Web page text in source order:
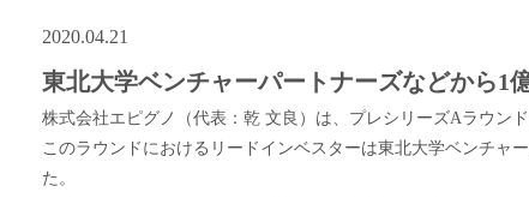
2020.04.21
東北大学ベンチャーパートナーズなどから1
株式会社エピグノ（代表：乾 文良）は、プレシリーズAラウン
このラウンドにおけるリードインベスターは東北大学ベンチャ
た。